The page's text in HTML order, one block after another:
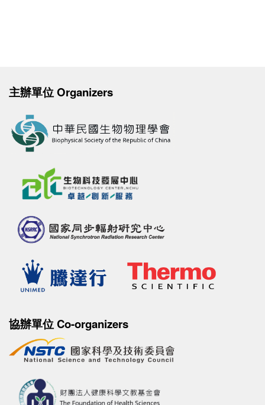
主辦單位 Organizers
協辦單位 Co-organizers